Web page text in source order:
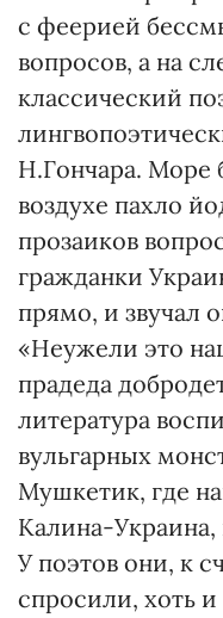
с феерией
вопросов, а на
классический
Н.Гончара. Море
воздухе пахло
прозаиков
гражданки
прямо, и звучал
«Неужели это
прадеда
литература
вульгарных
Мушкетик, где
Калина-
У поэтов они, к
спросили, хоть